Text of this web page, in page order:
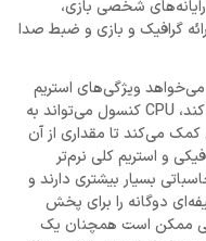
شخصی بازی،
گرافیک و بازی و ضبط صدا
ویژگی‌های استریم
مانند چت و همپوشانی را به معادله اضافه کند، CPU کنسول می‌تواند به
می‌کند تا مقداری از آن
و استریم کلی نرم‌تر
بسیار بیشتری دارند و
دوگانه را برای پخش
ممکن است همچنان یک